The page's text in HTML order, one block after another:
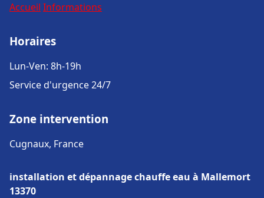
Accueil Informations
Horaires
Lun-Ven: 8h-19h
Service d'urgence 24/7
Zone intervention
Cugnaux, France
installation et dépannage chauffe eau à Mallemort
13370